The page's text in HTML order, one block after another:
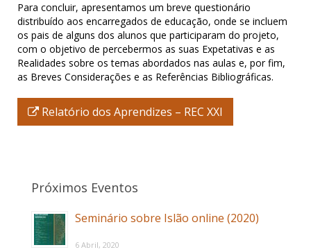
Para concluir, apresentamos um breve questionário
distribuído aos encarregados de educação, onde se incluem
os pais de alguns dos alunos que participaram do projeto,
com o objetivo de percebermos as suas Expetativas e as
Realidades sobre os temas abordados nas aulas e, por fim,
as Breves Considerações e as Referências Bibliográficas.
Relatório dos Aprendizes – REC XXI
Próximos Eventos
Seminário sobre Islão online (2020)
6 Abril, 2020